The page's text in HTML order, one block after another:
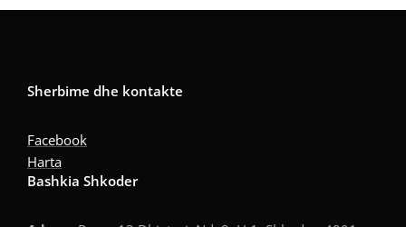
Sherbime dhe kontakte
Facebook
Harta
Bashkia Shkoder